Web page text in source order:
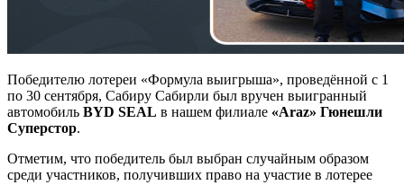
Победителю лотереи «Формула выигрыша», проведённой с 1
по 30 сентября, Сабиру Сабирли был вручен выигранный
автомобиль BYD SEAL в нашем филиале «Araz» Гюнешли
Суперстор.
Отметим, что победитель был выбран случайным образом
среди участников, получивших право на участие в лотерее